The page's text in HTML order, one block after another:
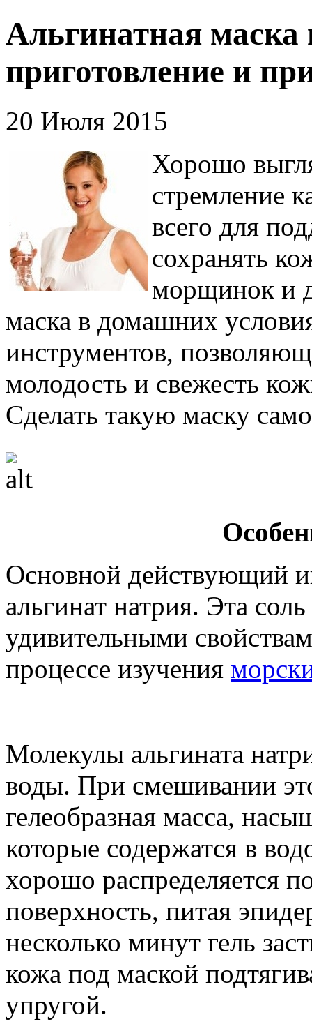
Альгинатная
приготовление и
20 Июля 2015
Хорошо
стремление
всего для
сохранять
морщинок и
маска в домашних
инструментов,
молодость и свежесть
Сделать такую маску
Основной действующий
альгинат натрия. Эта
удивительными
процессе изучения
Молекулы альгината
воды. При смешивании
гелеобразная масса,
которые содержатся в
хорошо распределяется
поверхность, питая
несколько минут гель
кожа под маской
упругой.